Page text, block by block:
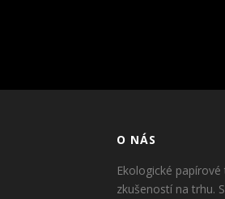
O NÁS
Ekologické
zkušeností na trhu.